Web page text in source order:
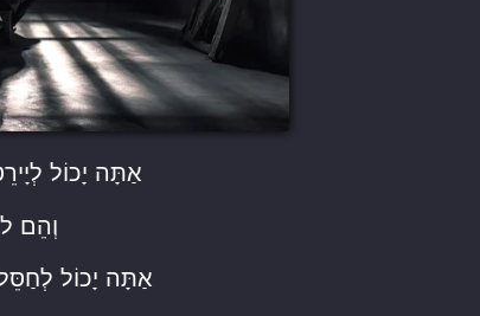
אַתָּה יָכוֹל
וְהֵם
אַתָּה יָכוֹל